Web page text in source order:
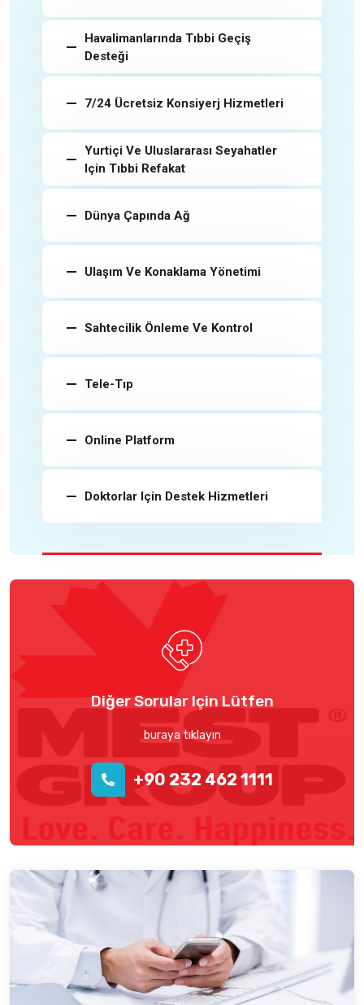
Havalimanlarında Tıbbi Geçiş
Desteği
7/24 Ücretsiz Konsiyerj Hizmetleri
Yurtiçi Ve Uluslararası Seyahatler
Için Tıbbi Refakat
Dünya Çapında Ağ
Ulaşım Ve Konaklama Yönetimi
Sahtecilik Önleme Ve Kontrol
Tele-Tıp
Online Platform
Doktorlar Için Destek Hizmetleri
Diğer Sorular Için Lütfen
buraya tıklayın
+90 232 462 1111